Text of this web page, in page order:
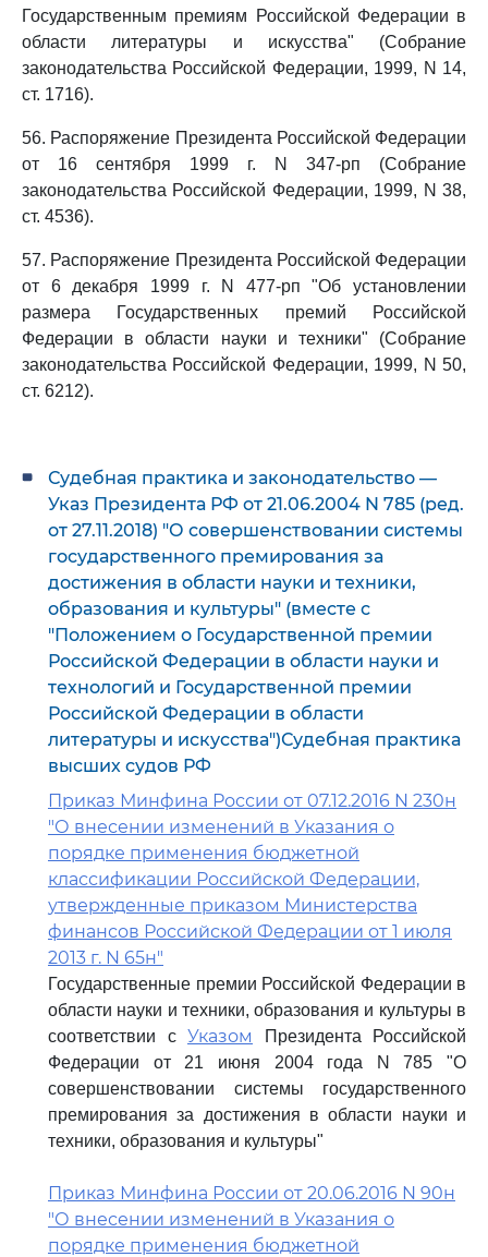
Государственным премиям Российской Федерации в
области литературы и искусства" (Собрание
законодательства Российской Федерации, 1999, N 14,
ст. 1716).
56. Распоряжение Президента Российской Федерации
от 16 сентября 1999 г. N 347-рп (Собрание
законодательства Российской Федерации, 1999, N 38,
ст. 4536).
57. Распоряжение Президента Российской Федерации
от 6 декабря 1999 г. N 477-рп "Об установлении
размера Государственных премий Российской
Федерации в области науки и техники" (Собрание
законодательства Российской Федерации, 1999, N 50,
ст. 6212).
Судебная практика и законодательство —
Указ Президента РФ от 21.06.2004 N 785 (ред.
от 27.11.2018) "О совершенствовании системы
государственного премирования за
достижения в области науки и техники,
образования и культуры" (вместе с
"Положением о Государственной премии
Российской Федерации в области науки и
технологий и Государственной премии
Российской Федерации в области
литературы и искусства")Судебная практика
высших судов РФ
Приказ Минфина России от 07.12.2016 N 230н
"О внесении изменений в Указания о
порядке применения бюджетной
классификации Российской Федерации,
утвержденные приказом Министерства
финансов Российской Федерации от 1 июля
2013 г. N 65н"
Государственные премии Российской Федерации в
области науки и техники, образования и культуры в
соответствии с Указом
Президента Российской
Федерации от 21 июня 2004 года N 785 "О
совершенствовании системы государственного
премирования за достижения в области науки и
техники, образования и культуры"
Приказ Минфина России от 20.06.2016 N 90н
"О внесении изменений в Указания о
порядке применения бюджетной